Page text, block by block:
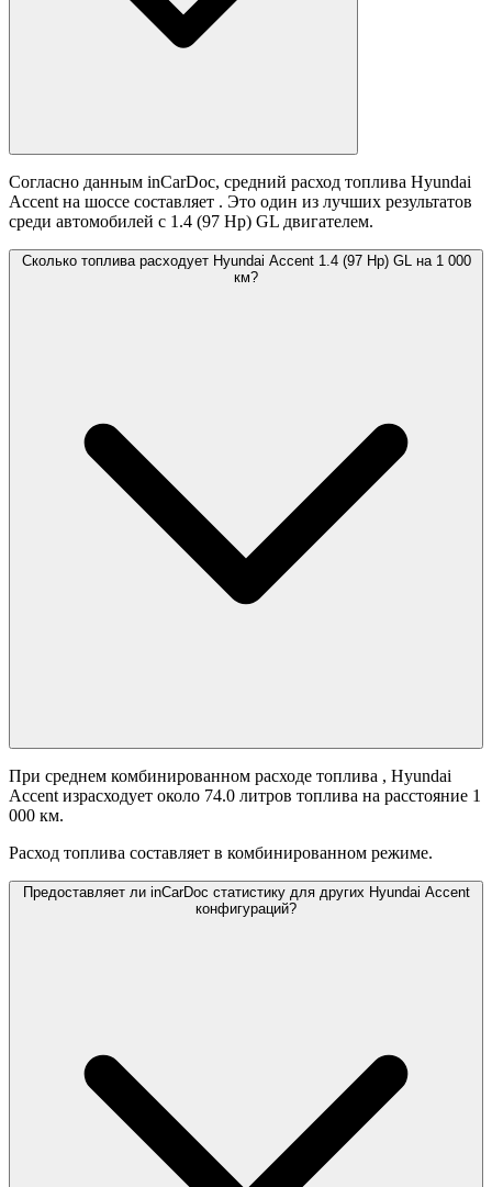
Согласно данным inCarDoc, средний расход топлива Hyundai
Accent на шоссе составляет . Это один из лучших результатов
среди автомобилей с 1.4 (97 Hp) GL двигателем.
Сколько топлива расходует Hyundai Accent 1.4 (97 Hp) GL на 1 000
км?
При среднем комбинированном расходе топлива , Hyundai
Accent израсходует около 74.0 литров топлива на расстояние 1
000 км.
Расход топлива составляет в комбинированном режиме.
Предоставляет ли inCarDoc статистику для других Hyundai Accent
конфигураций?